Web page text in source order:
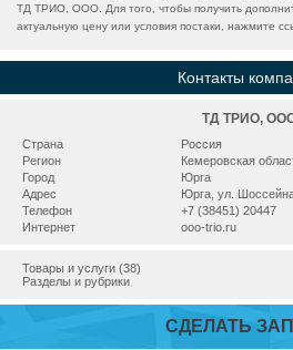
ТД ТРИО, ООО. Для того, чтобы получить
актуальную цену или условия постаки, нажмите
Контакты
ТД ТРИО,
Страна
Россия
Регион
Кемеровская
Город
Юрга
Адрес
Юрга, ул.
Телефон
+7 (38451) 20447
Интернет
ooo-trio.ru
Товары и услуги (38)
Разделы и рубрики
СДЕЛАТЬ